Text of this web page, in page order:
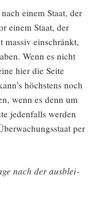
einem Staat, der
einem Staat, der
mas­siv ein­schränkt,
Wenn es nicht
hier die Sei­te
höchs­tens noch
wenn es denn um
jeden­falls wer­den
per
nach der aus­blei­